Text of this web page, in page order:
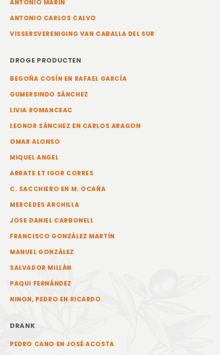
ANTONIO MARIN
ANTONIO CARLOS CALVO
VISSERSVERENIGING VAN CABALLA DEL SUR
DROGE PRODUCTEN
BEGOÑA COSÍN EN RAFAEL GARCÍA
GUMERSINDO SÁNCHEZ
LIVIA ROMANCEAC
LEONOR SÁNCHEZ EN CARLOS ARAGON
OMAR ALONSO
MIQUEL ANGEL
ARRATE ET IGOR CORRES
C. SACCHIERO EN M. OCAÑA
MERCEDES ARCHILLA
JOSE DANIEL CARBONELL
FRANCISCO GONZÁLEZ MARTÍN
MANUEL GONZÁLEZ
SALVADOR MILLÁN
PAQUI FERNÁNDEZ
NINON, PEDRO EN RICARDO
DRANK
PEDRO CANO EN JOSÉ ACOSTA